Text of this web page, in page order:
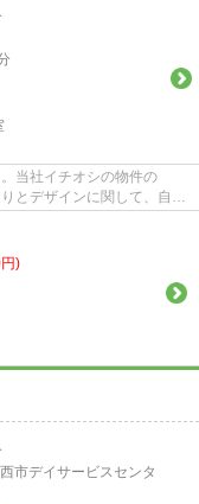
当社イチオシの物件の
とデザインに関して、自信
)
市デイサービスセンタ